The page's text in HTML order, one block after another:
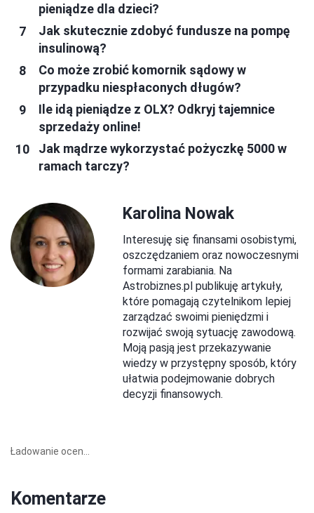
pieniądze dla dzieci?
Jak skutecznie zdobyć fundusze na pompę
insulinową?
Co może zrobić komornik sądowy w
przypadku niespłaconych długów?
Ile idą pieniądze z OLX? Odkryj tajemnice
sprzedaży online!
Jak mądrze wykorzystać pożyczkę 5000 w
ramach tarczy?
Karolina Nowak
Interesuję się finansami osobistymi,
oszczędzaniem oraz nowoczesnymi
formami zarabiania. Na
Astrobiznes.pl publikuję artykuły,
które pomagają czytelnikom lepiej
zarządzać swoimi pieniędzmi i
rozwijać swoją sytuację zawodową.
Moją pasją jest przekazywanie
wiedzy w przystępny sposób, który
ułatwia podejmowanie dobrych
decyzji finansowych.
Ładowanie ocen...
Komentarze